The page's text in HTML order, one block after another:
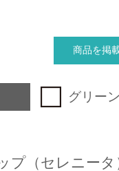
商品を掲
グリー
（セレニータ